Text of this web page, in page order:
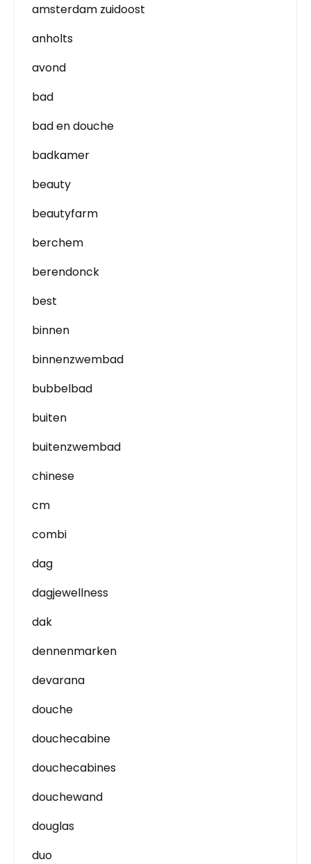
amsterdam zuidoost
anholts
avond
bad
bad en douche
badkamer
beauty
beautyfarm
berchem
berendonck
best
binnen
binnenzwembad
bubbelbad
buiten
buitenzwembad
chinese
cm
combi
dag
dagjewellness
dak
dennenmarken
devarana
douche
douchecabine
douchecabines
douchewand
douglas
duo